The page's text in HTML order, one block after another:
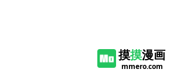
摸摸漫画
mmero.com